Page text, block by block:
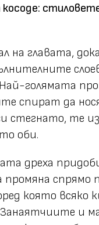
на главата,
голямата
спират да
стегнато, те
оби.
дреха
спрямо
която всяко
и